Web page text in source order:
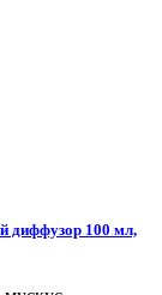
диффузор 100 мл,